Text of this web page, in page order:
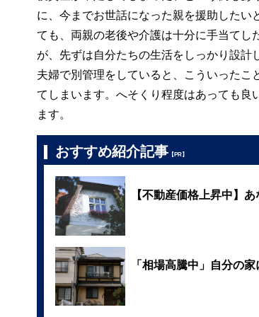
に、今までお世話になった親を援助したい
ても、両親の老後や介護は十分に手当てし
が、先ずは自分たちの生活をしっかり設計
夫婦で別管理をしていると、こういったこ
てしまいます。へそくり程度はあっても良
ます。
おすすめ紹介記事 【PR】
【不動産価格上昇中】
「相場高騰中」自分の